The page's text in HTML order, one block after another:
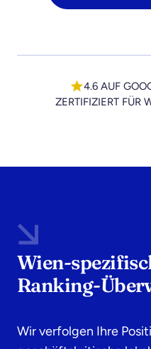
4.6 AUF
ZERTIFIZIERT FÜR
Wien-
Ranking-
Wir verfolgen Ihre